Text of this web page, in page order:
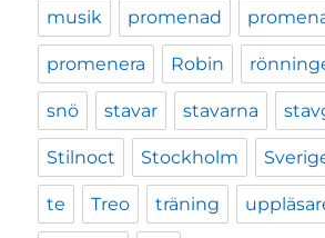
musik promenad
promenera Robin
snö stavar stavarna
Stilnoct Stockholm
te Treo träning